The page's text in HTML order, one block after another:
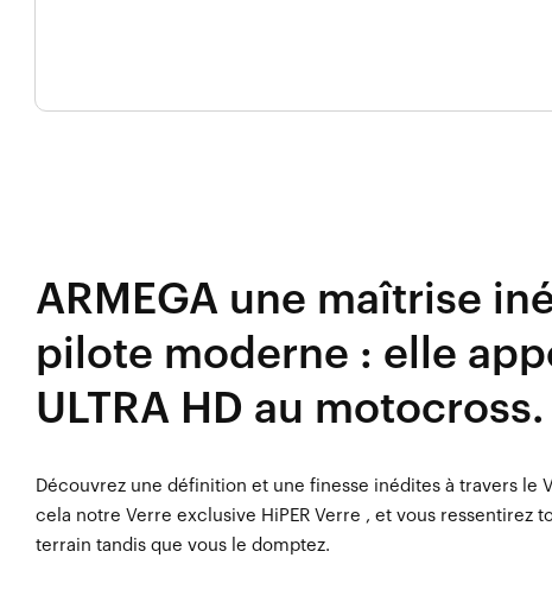
ARMEGA une maîtrise
pilote moderne : elle
ULTRA HD au motocross.
Découvrez une définition et une finesse inédites à travers le
cela notre Verre exclusive HiPER Verre , et vous ressentirez
terrain tandis que vous le domptez.